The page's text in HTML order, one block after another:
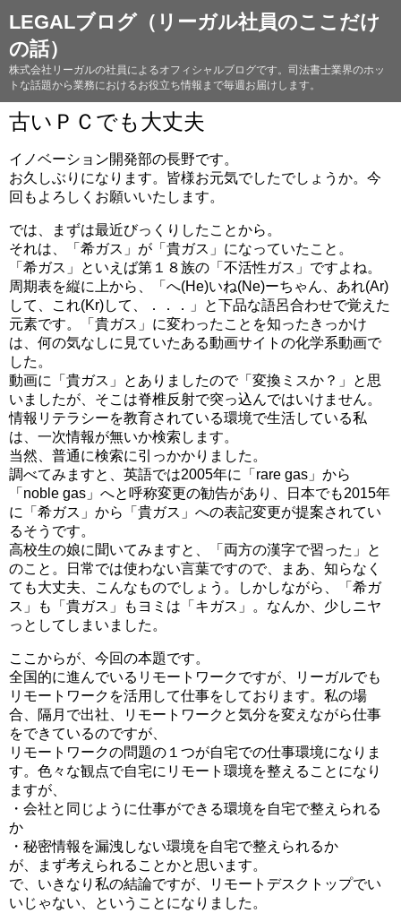
LEGALブログ（リーガル社員のここだけ
の話）
株式会社リーガルの社員によるオフィシャルブログです。司法書士業界のホッ
トな話題から業務におけるお役立ち情報まで毎週お届けします。
古いＰＣでも大丈夫
イノベーション開発部の長野です。
お久しぶりになります。皆様お元気でしたでしょうか。今
回もよろしくお願いいたします。
では、まずは最近びっくりしたことから。
それは、「希ガス」が「貴ガス」になっていたこと。
「希ガス」といえば第１８族の「不活性ガス」ですよね。
周期表を縦に上から、「へ(He)いね(Ne)ーちゃん、あれ(Ar)
して、これ(Kr)して、．．．」と下品な語呂合わせで覚えた
元素です。「貴ガス」に変わったことを知ったきっかけ
は、何の気なしに見ていたある動画サイトの化学系動画で
した。
動画に「貴ガス」とありましたので「変換ミスか？」と思
いましたが、そこは脊椎反射で突っ込んではいけません。
情報リテラシーを教育されている環境で生活している私
は、一次情報が無いか検索します。
当然、普通に検索に引っかかりました。
調べてみますと、英語では2005年に「rare gas」から
「noble gas」へと呼称変更の勧告があり、日本でも2015年
に「希ガス」から「貴ガス」への表記変更が提案されてい
るそうです。
高校生の娘に聞いてみますと、「両方の漢字で習った」と
のこと。日常では使わない言葉ですので、まあ、知らなく
ても大丈夫、こんなものでしょう。しかしながら、「希ガ
ス」も「貴ガス」もヨミは「キガス」。なんか、少しニヤ
っとしてしまいました。
ここからが、今回の本題です。
全国的に進んでいるリモートワークですが、リーガルでも
リモートワークを活用して仕事をしております。私の場
合、隔月で出社、リモートワークと気分を変えながら仕事
をできているのですが、
リモートワークの問題の１つが自宅での仕事環境になりま
す。色々な観点で自宅にリモート環境を整えることになり
ますが、
・会社と同じように仕事ができる環境を自宅で整えられる
か
・秘密情報を漏洩しない環境を自宅で整えられるか
が、まず考えられることかと思います。
で、いきなり私の結論ですが、リモートデスクトップでい
いじゃない、ということになりました。